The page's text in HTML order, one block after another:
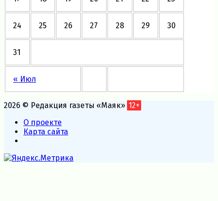
« Июл
24 25 26 27 28 29 30
31
2026 © Редакция газеты «Маяк» 12+
О проекте
Карта сайта